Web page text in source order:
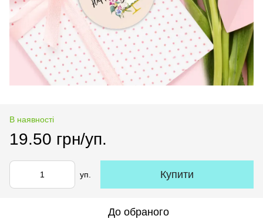
В наявності
19.50 грн/уп.
уп. Купити
До обраного